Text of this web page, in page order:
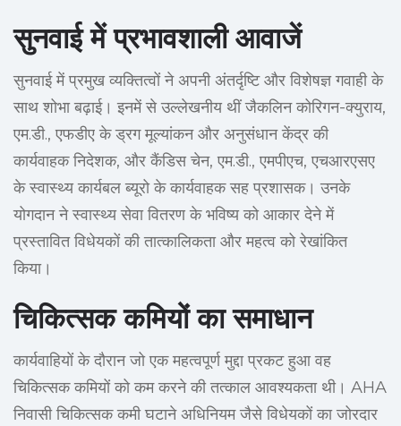
सुनवाई में प्रभावशाली आवाजें
सुनवाई में प्रमुख व्यक्तित्वों ने अपनी अंतर्दृष्टि और विशेषज्ञ गवाही के
साथ शोभा बढ़ाई। इनमें से उल्लेखनीय थीं जैकलिन कोरिगन-क्युराय,
एम.डी., एफडीए के ड्रग मूल्यांकन और अनुसंधान केंद्र की
कार्यवाहक निदेशक, और कैंडिस चेन, एम.डी., एमपीएच, एचआरएसए
के स्वास्थ्य कार्यबल ब्यूरो के कार्यवाहक सह प्रशासक। उनके
योगदान ने स्वास्थ्य सेवा वितरण के भविष्य को आकार देने में
प्रस्तावित विधेयकों की तात्कालिकता और महत्व को रेखांकित
किया।
चिकित्सक कमियों का समाधान
कार्यवाहियों के दौरान जो एक महत्वपूर्ण मुद्दा प्रकट हुआ वह
चिकित्सक कमियों को कम करने की तत्काल आवश्यकता थी। AHA
निवासी चिकित्सक कमी घटाने अधिनियम जैसे विधेयकों का जोरदार